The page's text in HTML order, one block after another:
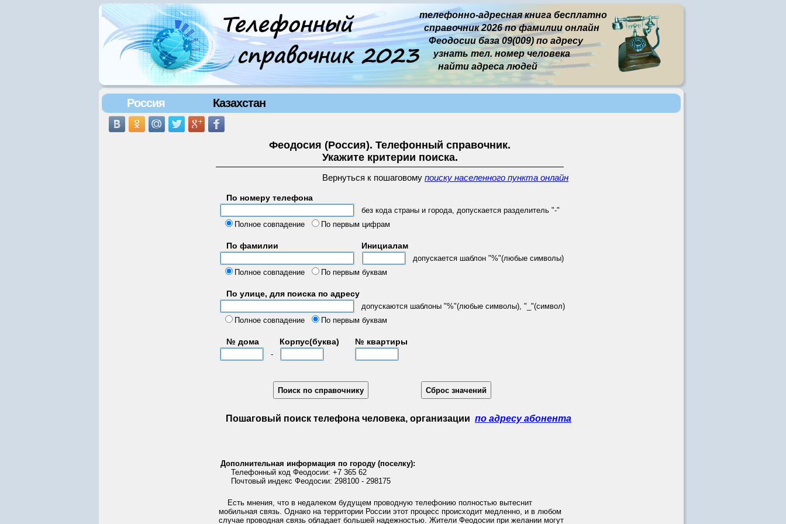
телефонно-адресная книга бесплатно
справочник 2026 по фамилии онлайн
Феодосии база 09(009) по адресу
узнать тел. номер человека
найти адреса людей
Россия Казахстан
Феодосия (Россия). Телефонный справочник.
Укажите критерии поиска.
Вернуться к пошаговому поиску населенного пункта онлайн
По номеру телефона
без кода страны и города, допускается разделитель "-"
Полное совпадение
По первым цифрам
По фамилии Инициалам
допускается шаблон "%"(любые символы)
Полное совпадение
По первым буквам
По улице, для поиска по адресу
допускаются шаблоны "%"(любые символы), "_"(символ)
Полное совпадение
По первым буквам
№ дома Корпус(буква) № квартиры
-
Пошаговый поиск телефона человека, организации по адресу абонента
Дополнительная информация по городу (поселку):
Телефонный код Феодосии: +7 365 62
Почтовый индекс Феодосии: 298100 - 298175
Есть мнения, что в недалеком будущем проводную телефонию полностью вытеснит
мобильная связь. Однако на территории России этот процесс происходит медленно, и в любом
случае проводная связь обладает большей надежностью. Жители Феодосии при желании могут